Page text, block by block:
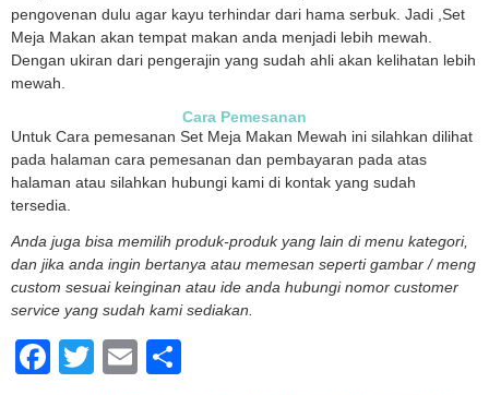
pengovenan dulu agar kayu terhindar dari hama serbuk. Jadi ,Set
Meja Makan akan tempat makan anda menjadi lebih mewah.
Dengan ukiran dari pengerajin yang sudah ahli akan kelihatan lebih
mewah.
Cara Pemesanan
Untuk Cara pemesanan Set Meja Makan Mewah ini silahkan dilihat
pada halaman cara pemesanan dan pembayaran pada atas
halaman atau silahkan hubungi kami di kontak yang sudah
tersedia.
Anda juga bisa memilih produk-produk yang lain di menu kategori,
dan jika anda ingin bertanya atau memesan seperti gambar / meng
custom sesuai keinginan atau ide anda hubungi nomor customer
service yang sudah kami sediakan.
Facebook
Twitter
Email